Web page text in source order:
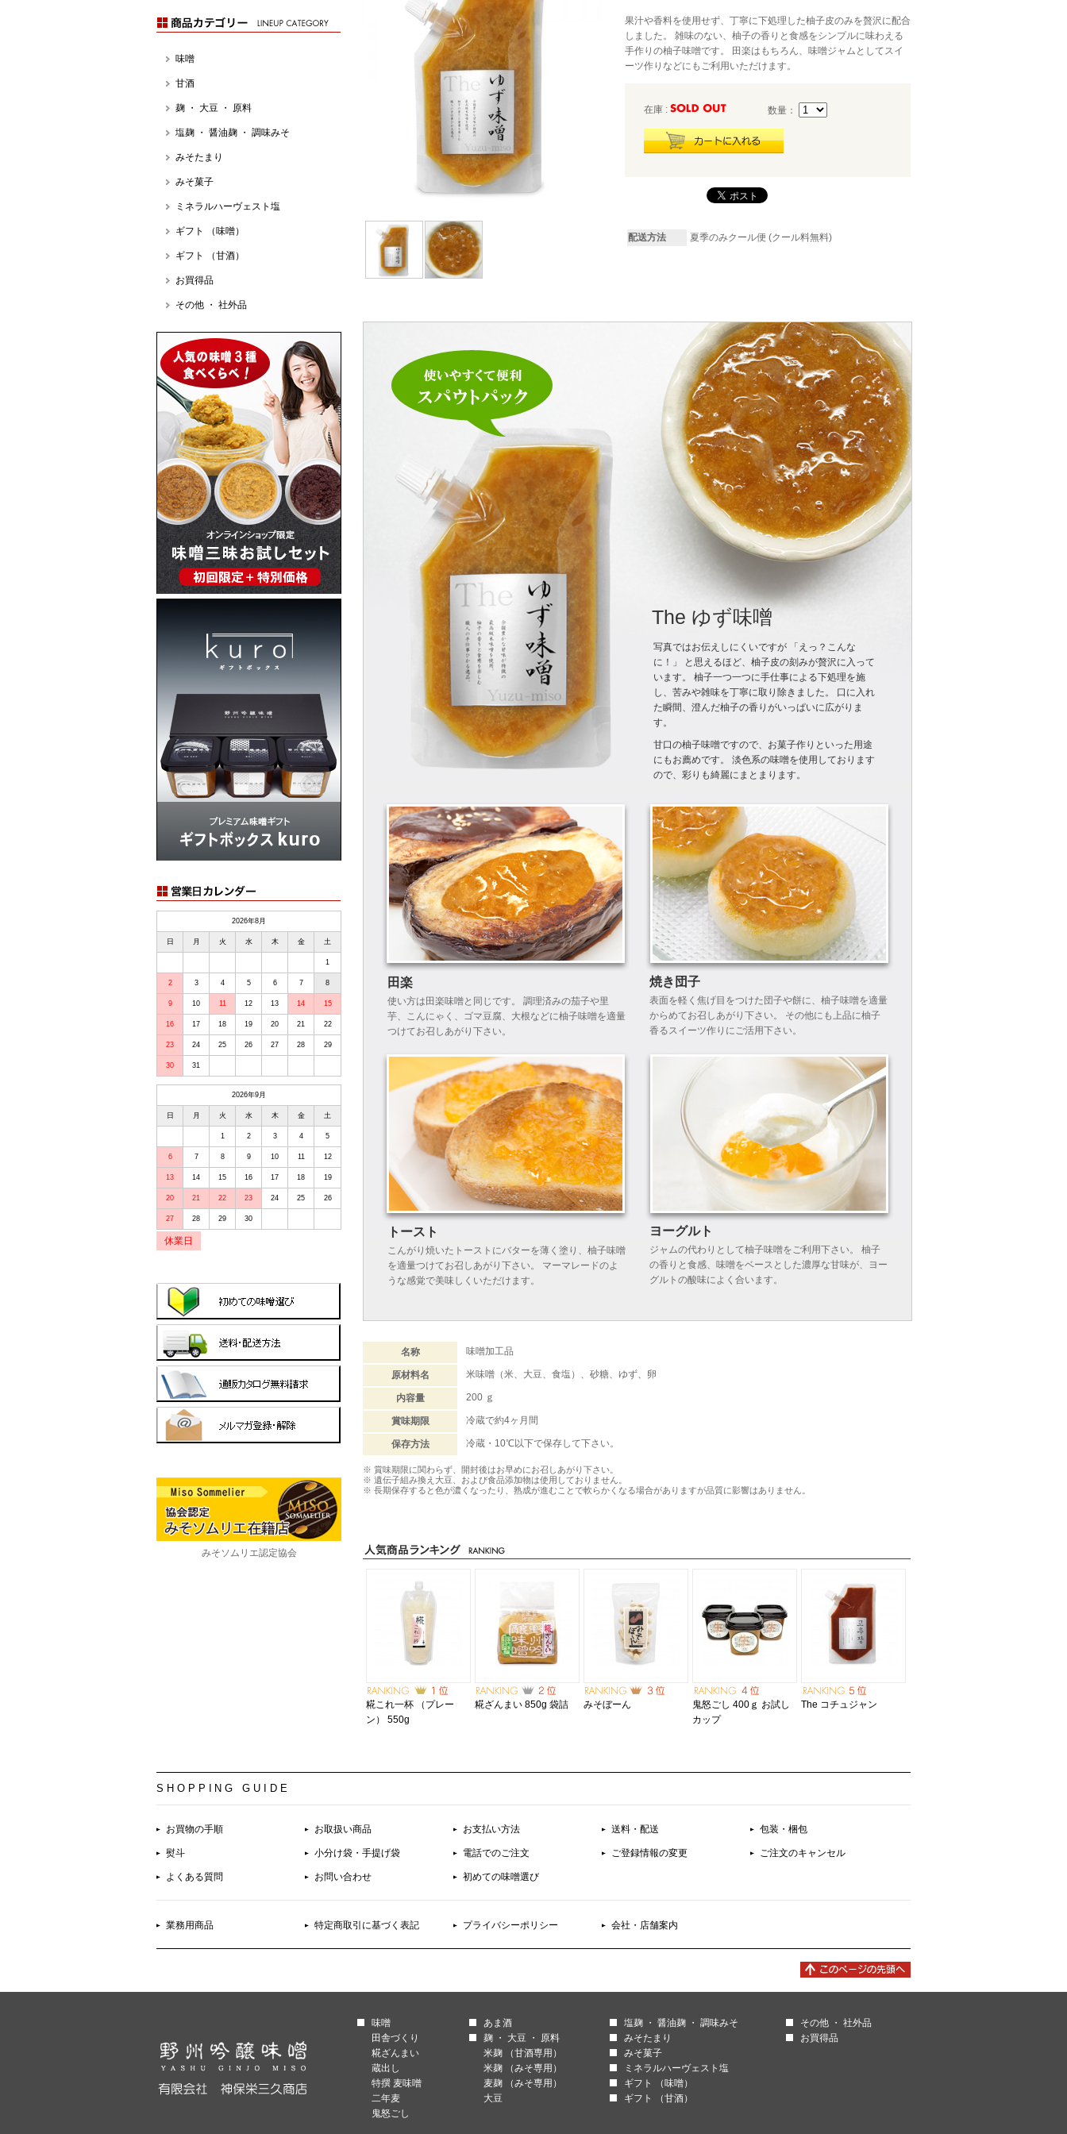
果汁や香料を使用せず、丁寧に下処理した柚子皮のみを贅沢に配合
しました。 雑味のない、柚子の香りと食感をシンプルに味わえる
手作りの柚子味噌です。 田楽はもちろん、味噌ジャムとしてスイ
ーツ作りなどにもご利用いただけます。
在庫 : 数量：
配送方法 夏季のみクール便 (クール料無料)
The ゆず味噌
写真ではお伝えしにくいですが 「えっ？こんな
に！」 と思えるほど、柚子皮の刻みが贅沢に入って
います。 柚子一つ一つに手仕事による下処理を施
し、苦みや雑味を丁寧に取り除きました。 口に入れ
た瞬間、澄んだ柚子の香りがいっぱいに広がりま
す。
甘口の柚子味噌ですので、お菓子作りといった用途
にもお薦めです。 淡色系の味噌を使用しております
ので、彩りも綺麗にまとまります。
田楽
使い方は田楽味噌と同じです。 調理済みの茄子や里
芋、こんにゃく、ゴマ豆腐、大根などに柚子味噌を適量
つけてお召しあがり下さい。
焼き団子
表面を軽く焦げ目をつけた団子や餅に、柚子味噌を適量
からめてお召しあがり下さい。 その他にも上品に柚子
香るスイーツ作りにご活用下さい。
トースト
こんがり焼いたトーストにバターを薄く塗り、柚子味噌
を適量つけてお召しあがり下さい。 マーマレードのよ
うな感覚で美味しくいただけます。
ヨーグルト
ジャムの代わりとして柚子味噌をご利用下さい。 柚子
の香りと食感、味噌をベースとした濃厚な甘味が、ヨー
グルトの酸味によく合います。
名称 味噌加工品
原材料名 米味噌（米、大豆、食塩）、砂糖、ゆず、卵
内容量 200 ｇ
賞味期限 冷蔵で約4ヶ月間
保存方法 冷蔵・10℃以下で保存して下さい。
※ 賞味期限に関わらず、開封後はお早めにお召しあがり下さい。
※ 遺伝子組み換え大豆、および食品添加物は使用しておりません。
※ 長期保存すると色が濃くなったり、熟成が進むことで軟らかくなる場合がありますが品質に影響はありません。
糀これ一杯 （プレー
ン） 550g
糀ざんまい 850g 袋詰 みそぼーん
鬼怒ごし 400ｇ お試し
カップ
The コチュジャン
味噌
甘酒
麹 ・ 大豆 ・ 原料
塩麹 ・ 醤油麹 ・ 調味みそ
みそたまり
みそ菓子
ミネラルハーヴェスト塩
ギフト （味噌）
ギフト （甘酒）
お買得品
その他 ・ 社外品
2026年8月
日 月 火 水 木 金 土
1
2 3 4 5 6 7 8
9 10 11 12 13 14 15
16 17 18 19 20 21 22
23 24 25 26 27 28 29
30 31
2026年9月
日 月 火 水 木 金 土
1 2 3 4 5
6 7 8 9 10 11 12
13 14 15 16 17 18 19
20 21 22 23 24 25 26
27 28 29 30
休業日
みそソムリエ認定協会
SHOPPING GUIDE
お買物の手順 お取扱い商品 お支払い方法 送料・配送 包装・梱包
熨斗 小分け袋・手提げ袋 電話でのご注文 ご登録情報の変更 ご注文のキャンセル
よくある質問 お問い合わせ 初めての味噌選び
業務用商品 特定商取引に基づく表記 プライバシーポリシー 会社・店舗案内
味噌
田舎づくり
糀ざんまい
蔵出し
特撰 麦味噌
二年麦
鬼怒ごし
あま酒
麹 ・ 大豆 ・ 原料
米麹 （甘酒専用）
米麹 （みそ専用）
麦麹 （みそ専用）
大豆
塩麹 ・ 醤油麹 ・ 調味みそ
みそたまり
みそ菓子
ミネラルハーヴェスト塩
ギフト （味噌）
ギフト （甘酒）
その他 ・ 社外品
お買得品